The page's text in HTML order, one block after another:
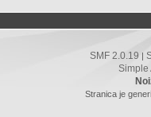
SMF 2.0.19
Simple
Stranica je